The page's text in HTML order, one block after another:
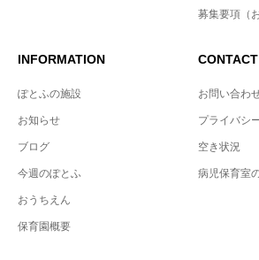
募集要項（
INFORMATION
ぽとふの施設
お知らせ
ブログ
今週のぽとふ
おうちえん
保育園概要
CONTACT
お問い合わ
プライバシ
空き状況
病児保育室